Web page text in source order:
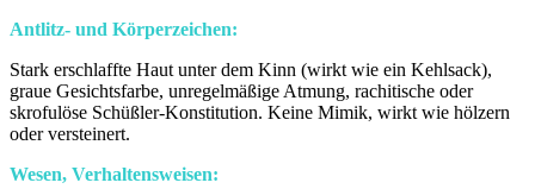
Antlitz- und Körperzeichen:
Stark erschlaffte Haut unter dem Kinn (wirkt wie ein Kehlsack),
graue Gesichtsfarbe, unregelmäßige Atmung, rachitische oder
skrofulöse Schüßler-Konstitution. Keine Mimik, wirkt wie hölzern
oder versteinert.
Wesen, Verhaltensweisen: